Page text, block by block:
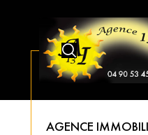
AGENCE